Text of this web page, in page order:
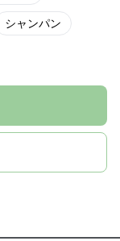
シャンパン